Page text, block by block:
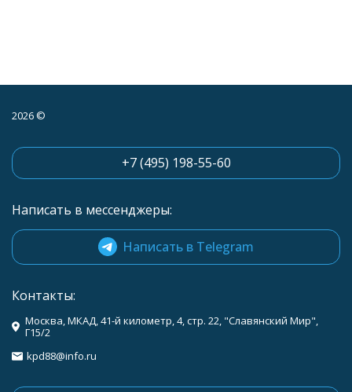
2026 ©
+7 (495) 198-55-60
Написать в мессенджеры:
Написать в Telegram
Контакты:
Москва, МКАД, 41-й километр, 4, стр. 22, "Славянский Мир",
Г15/2
kpd88@info.ru